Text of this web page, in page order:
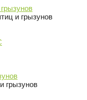
и грызунов
грызунов